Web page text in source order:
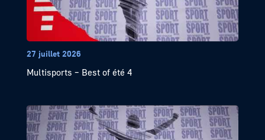
27 juillet 2026
Multisports – Best of été 4